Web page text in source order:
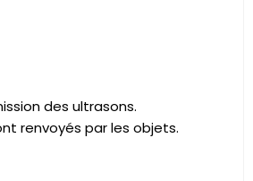
des ultrasons.
renvoyés par les objets.